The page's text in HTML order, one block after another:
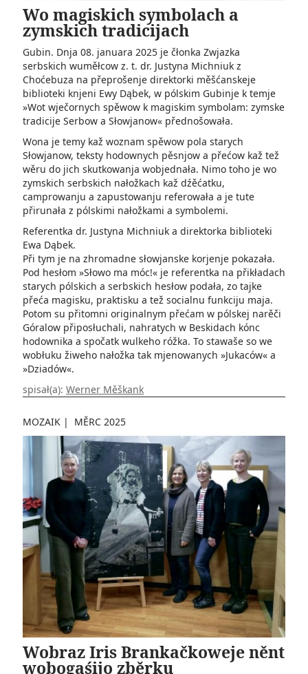
Wo magiskich symbolach a
zymskich tradicijach
Gubin. Dnja 08. januara 2025 je čłonka Zwjazka
serbskich wuměłcow z. t. dr. Justyna Michniuk z
Choćebuza na přeprošenje direktorki měšćanskeje
biblioteki knjeni Ewy Dąbek, w pólskim Gubinje k temje
»Wot wječornych spěwow k magiskim symbolam: zymske
tradicije Serbow a Słowjanow« přednošowała.
Wona je temy kaž woznam spěwow pola starych
Słowjanow, teksty hodownych pěsnjow a přećow kaž tež
wěru do jich skutkowanja wobjednała. Nimo toho je wo
zymskich serbskich nałožkach kaž dźěćatku,
camprowanju a zapustowanju referowała a je tute
přirunała z pólskimi nałožkami a symbolemi.
Referentka dr. Justyna Michniuk a direktorka biblioteki
Ewa Dąbek.
Při tym je na zhromadne słowjanske korjenje pokazała.
Pod hesłom »Słowo ma móc!« je referentka na přikładach
starych pólskich a serbskich hesłow podała, zo tajke
přeća magisku, praktisku a tež socialnu funkciju maja.
Potom su přitomni originalnym přećam w pólskej narěči
Góralow připosłuchali, nahratych w Beskidach kónc
hodownika a spočatk wulkeho róžka. To stawaše so we
wobłuku žiweho nałožka tak mjenowanych »Jukaców« a
»Dziadów«.
spisał(a): Werner Měškank
MOZAIK | MĚRC 2025
Wobraz Iris Brankačkoweje něnt
wobogaśijo zběrku